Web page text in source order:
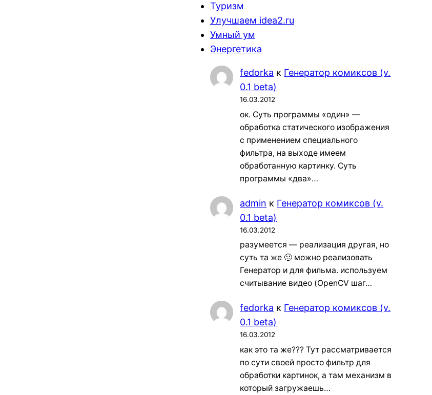
Туризм
Улучшаем idea2.ru
Умный ум
Энергетика
fedorka к Генератор комиксов (v.
0.1 beta)
16.03.2012
ок. Суть программы «один» —
обработка статического изображения
с применением специального
фильтра, на выходе имеем
обработанную картинку. Суть
программы «два»…
admin к Генератор комиксов (v.
0.1 beta)
16.03.2012
разумеется — реализация другая, но
суть та же 🙂 можно реализовать
Генератор и для фильма. используем
считывание видео (OpenCV шаг…
fedorka к Генератор комиксов (v.
0.1 beta)
16.03.2012
как это та же??? Тут рассматривается
по сути своей просто фильтр для
обработки картинок, а там механизм в
который загружаешь…